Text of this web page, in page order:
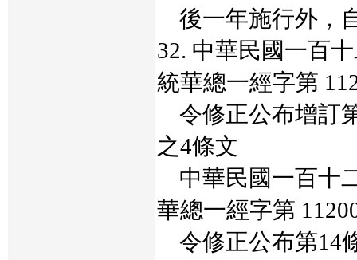
後一年施行外，
32. 中華民國一百
統華總一經字第
令修正公布增訂
之4條文
中華民國一百十
華總一經字第
令修正公布第14